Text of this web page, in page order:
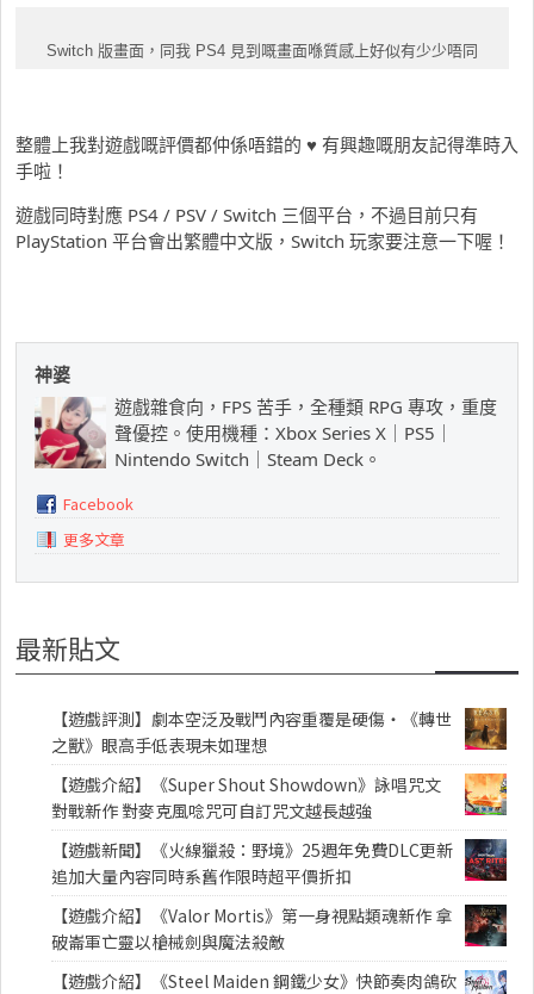
Switch 版畫面，同我 PS4 見到嘅畫面喺質感上好似有少少唔同
整體上我對遊戲嘅評價都仲係唔錯的 ♥ 有興趣嘅朋友記得準時入
手啦！
遊戲同時對應 PS4 / PSV / Switch 三個平台，不過目前只有
PlayStation 平台會出繁體中文版，Switch 玩家要注意一下喔！
神婆
遊戲雜食向，FPS 苦手，全種類 RPG 專攻，重度
聲優控。使用機種：Xbox Series X｜PS5｜
Nintendo Switch｜Steam Deck。
Facebook
更多文章
最新貼文
【遊戲評測】劇本空泛及戰鬥內容重覆是硬傷・《轉世
之獸》眼高手低表現未如理想
【遊戲介紹】《Super Shout Showdown》詠唱咒文
對戰新作 對麥克風唸咒可自訂咒文越長越強
【遊戲新聞】《火線獵殺：野境》25週年免費DLC更新
追加大量內容同時系舊作限時超平價折扣
【遊戲介紹】《Valor Mortis》第一身視點類魂新作 拿
破崙軍亡靈以槍械劍與魔法殺敵
【遊戲介紹】《Steel Maiden 鋼鐵少女》快節奏肉鴿砍